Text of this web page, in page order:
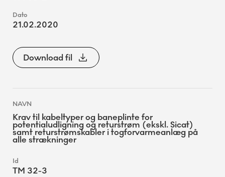
21.02.2020
Download fil
Krav til kabeltyper og baneplinte for
potentialudligning og returstrøm (ekskl. Sicat)
samt returstrømskabler i togforvarmeanlæg på
alle strækninger
TM 32-3